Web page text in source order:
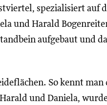
spezialisiert auf
und Harald
aufgebaut und
So kennt man
und Daniela,